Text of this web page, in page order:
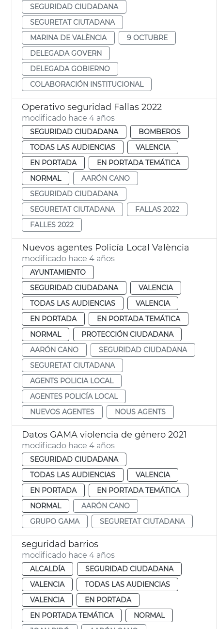
SEGURIDAD CIUDADANA
SEGURETAT CIUTADANA
MARINA DE VALÈNCIA
9 OCTUBRE
DELEGADA GOVERN
DELEGADA GOBIERNO
COLABORACIÓN INSTITUCIONAL
Operativo seguridad Fallas 2022
modificado hace 4 años
SEGURIDAD CIUDADANA
BOMBEROS
TODAS LAS AUDIENCIAS
VALENCIA
EN PORTADA
EN PORTADA TEMÁTICA
NORMAL
AARÓN CANO
SEGURIDAD CIUDADANA
SEGURETAT CIUTADANA
FALLAS 2022
FALLES 2022
Nuevos agentes Policía Local València
modificado hace 4 años
AYUNTAMIENTO
SEGURIDAD CIUDADANA
VALENCIA
TODAS LAS AUDIENCIAS
VALENCIA
EN PORTADA
EN PORTADA TEMÁTICA
NORMAL
PROTECCIÓN CIUDADANA
AARÓN CANO
SEGURIDAD CIUDADANA
SEGURETAT CIUTADANA
AGENTS POLICIA LOCAL
AGENTES POLICÍA LOCAL
NUEVOS AGENTES
NOUS AGENTS
Datos GAMA violencia de género 2021
modificado hace 4 años
SEGURIDAD CIUDADANA
TODAS LAS AUDIENCIAS
VALENCIA
EN PORTADA
EN PORTADA TEMÁTICA
NORMAL
AARÓN CANO
GRUPO GAMA
SEGURETAT CIUTADANA
seguridad barrios
modificado hace 4 años
ALCALDÍA
SEGURIDAD CIUDADANA
VALENCIA
TODAS LAS AUDIENCIAS
VALENCIA
EN PORTADA
EN PORTADA TEMÁTICA
NORMAL